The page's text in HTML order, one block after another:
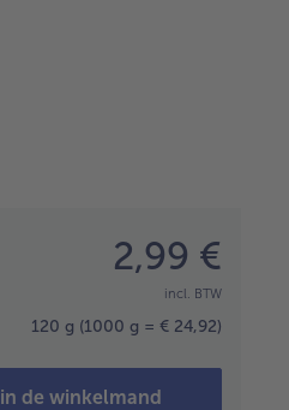
2,99 €
incl. BTW
120 g (1000 g = € 24,92)
in de winkelmand